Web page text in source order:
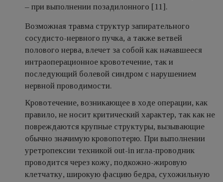
– при выполнении позадилонного [11].
Возможная травма структур запирательного
сосудисто-нервного пучка, а также ветвей
полового нерва, влечет за собой как начавшееся
интраоперационное кровотечение, так и
последующий болевой синдром с нарушением
нервной проводимости.
Кровотечение, возникающее в ходе операции, как
правило, не носит критический характер, так как не
повреждаются крупные структуры, вызывающие
обычно значимую кровопотерю. При выполнении
уретропексии техникой out-in игла-проводник
проводится через кожу, подкожно-жировую
клетчатку, широкую фасцию бедра, сухожильную